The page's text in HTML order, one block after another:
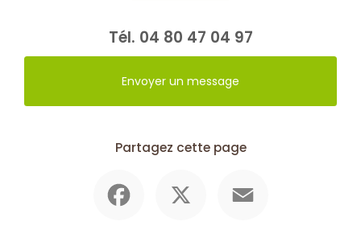
Tél. 04 80 47 04 97
Envoyer un message
Partagez cette page